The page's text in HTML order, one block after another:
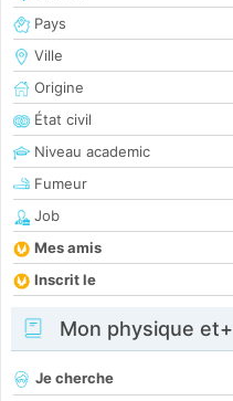
Pays
Ville
Origine
État civil
Niveau academic
Fumeur
Job
Mes amis
Inscrit le
Mon physique et+
Je cherche